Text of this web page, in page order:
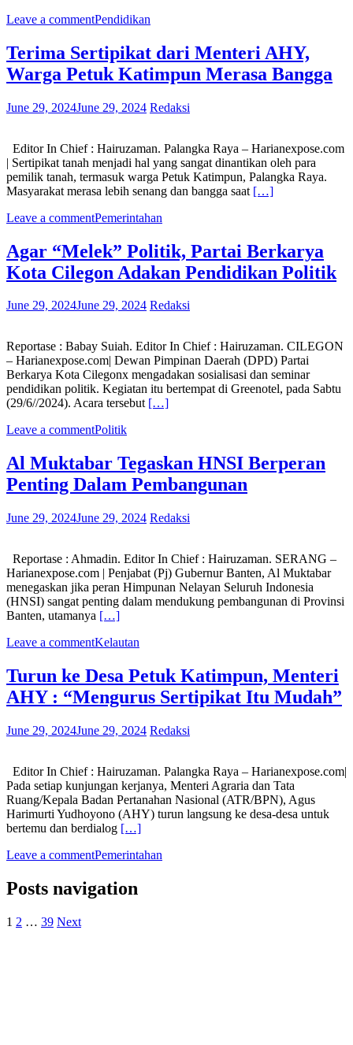
Leave a commentPendidikan
Terima Sertipikat dari Menteri AHY,
Warga Petuk Katimpun Merasa Bangga
June 29, 2024June 29, 2024 Redaksi
Editor In Chief : Hairuzaman. Palangka Raya – Harianexpose.com
| Sertipikat tanah menjadi hal yang sangat dinantikan oleh para
pemilik tanah, termasuk warga Petuk Katimpun, Palangka Raya.
Masyarakat merasa lebih senang dan bangga saat […]
Leave a commentPemerintahan
Agar “Melek” Politik, Partai Berkarya
Kota Cilegon Adakan Pendidikan Politik
June 29, 2024June 29, 2024 Redaksi
Reportase : Babay Suiah. Editor In Chief : Hairuzaman. CILEGON
– Harianexpose.com| Dewan Pimpinan Daerah (DPD) Partai
Berkarya Kota Cilegonx mengadakan sosialisasi dan seminar
pendidikan politik. Kegiatan itu bertempat di Greenotel, pada Sabtu
(29/6//2024). Acara tersebut […]
Leave a commentPolitik
Al Muktabar Tegaskan HNSI Berperan
Penting Dalam Pembangunan
June 29, 2024June 29, 2024 Redaksi
Reportase : Ahmadin. Editor In Chief : Hairuzaman. SERANG –
Harianexpose.com | Penjabat (Pj) Gubernur Banten, Al Muktabar
menegaskan jika peran Himpunan Nelayan Seluruh Indonesia
(HNSI) sangat penting dalam mendukung pembangunan di Provinsi
Banten, utamanya […]
Leave a commentKelautan
Turun ke Desa Petuk Katimpun, Menteri
AHY : “Mengurus Sertipikat Itu Mudah”
June 29, 2024June 29, 2024 Redaksi
Editor In Chief : Hairuzaman. Palangka Raya – Harianexpose.com|
Pada setiap kunjungan kerjanya, Menteri Agraria dan Tata
Ruang/Kepala Badan Pertanahan Nasional (ATR/BPN), Agus
Harimurti Yudhoyono (AHY) turun langsung ke desa-desa untuk
bertemu dan berdialog […]
Leave a commentPemerintahan
Posts navigation
1 2 … 39 Next